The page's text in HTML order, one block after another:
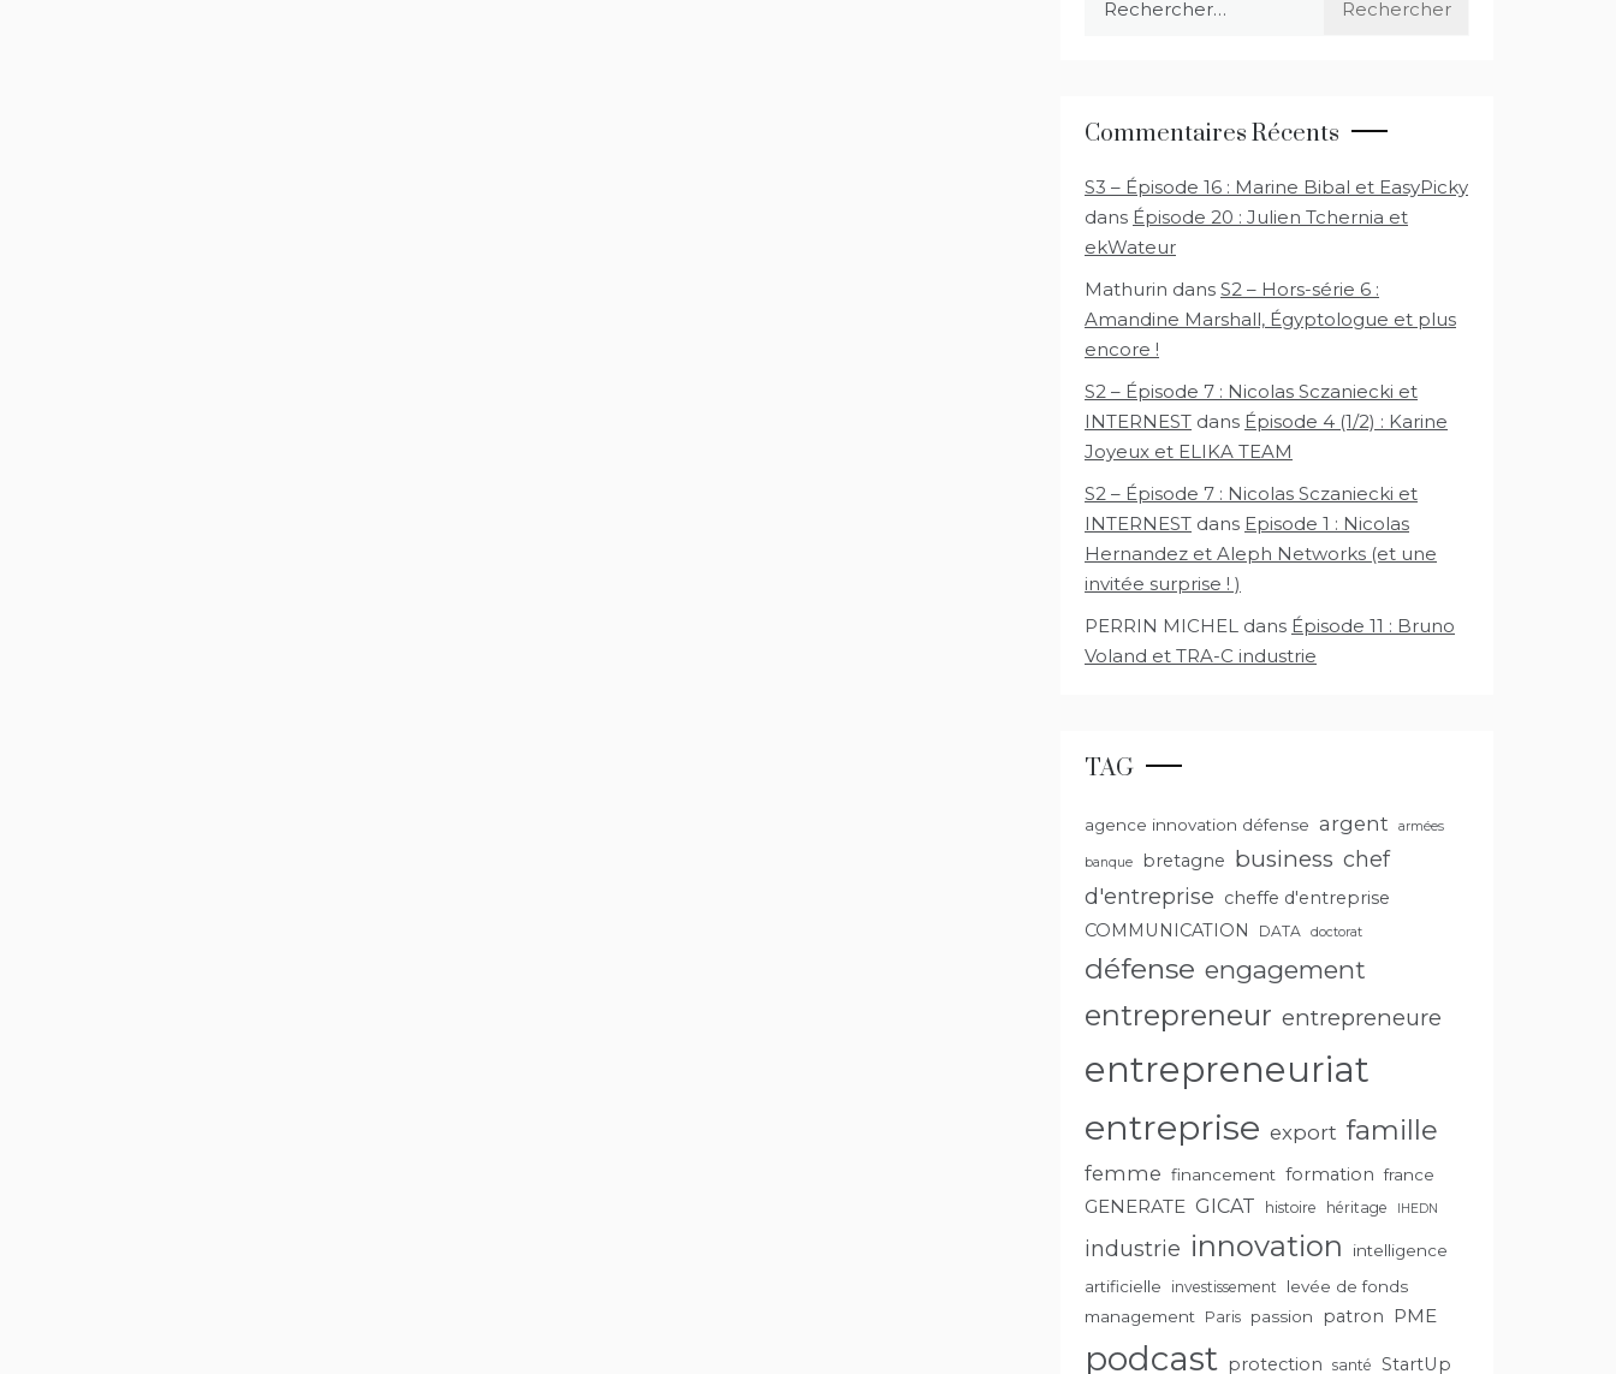
Commentaires Récents
S3 – Épisode 16 : Marine Bibal et EasyPicky
dans Épisode 20 : Julien Tchernia et
ekWateur
Mathurin dans S2 – Hors-série 6 :
Amandine Marshall, Égyptologue et plus
encore !
S2 – Épisode 7 : Nicolas Sczaniecki et
INTERNEST dans Épisode 4 (1/2) : Karine
Joyeux et ELIKA TEAM
S2 – Épisode 7 : Nicolas Sczaniecki et
INTERNEST dans Episode 1 : Nicolas
Hernandez et Aleph Networks (et une
invitée surprise ! )
PERRIN MICHEL dans Épisode 11 : Bruno
Voland et TRA-C industrie
TAG
agence innovation défense argent armées
banque bretagne business chef
d'entreprise cheffe d'entreprise
COMMUNICATION
DATA doctorat
défense engagement
entrepreneur entrepreneure
entrepreneuriat
entreprise export famille
femme financement formation france
GENERATE GICAT histoire héritage IHEDN
industrie innovation
intelligence
artificielle
investissement
levée de fonds
management
Paris passion patron PME
podcast protection santé StartUp